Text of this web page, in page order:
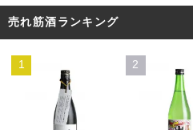
売れ筋酒ランキング
1 2